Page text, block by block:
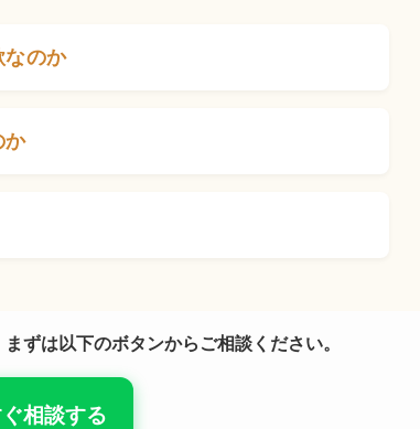
なのか
か
まずは以下のボタンからご相談ください。
相談する